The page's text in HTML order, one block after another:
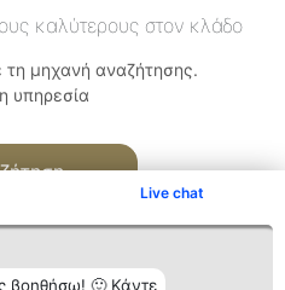
Live chat
βοηθήσω! 🙂 Κάντε
καλύτερους στον κλάδο
τη μηχανή αναζήτησης.
υπηρεσία